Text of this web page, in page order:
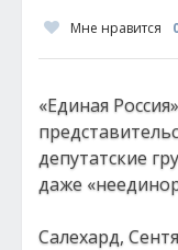
Мне нравится
«Единая
депутатские
даже
Салехард,